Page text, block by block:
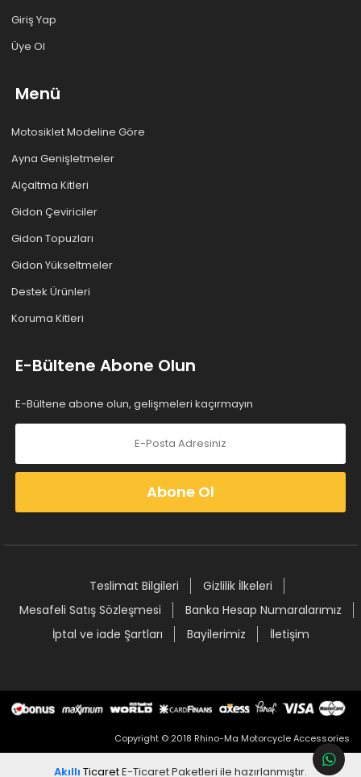
Giriş Yap
Üye Ol
Menü
Motosiklet Modeline Göre
Ayna Genişletmeler
Alçaltma Kitleri
Gidon Çeviriciler
Gidon Topuzları
Gidon Yükseltmeler
Destek Ürünleri
Koruma Kitleri
E-Bültene Abone Olun
E-Bültene abone olun, gelişmeleri kaçırmayın
Abone Ol
Teslimat Bilgileri
Gizlilik İlkeleri
Mesafeli Satış Sözleşmesi
Banka Hesap Numaralarımız
İptal ve iade Şartları
Bayilerimiz İletişim
Copyright © 2018 Rhino-Ma Motorcycle Accessories
Akıllı TicaretE-Ticaret Paketleri ile hazırlanmıştır.